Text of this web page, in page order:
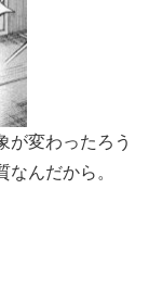
が変わったろう
んだから。